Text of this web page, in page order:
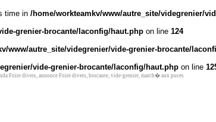
time in /home/workteamkv/www/autre_site/videgrenier/
grenier-brocante/laconfig/haut.php on line 124
www/autre_site/videgrenier/vide-grenier-brocante/
vide-grenier-brocante/laconfig/haut.php on line
Foire divers, annonce Foire divers, brocante, vide-grenier, march� aux puces